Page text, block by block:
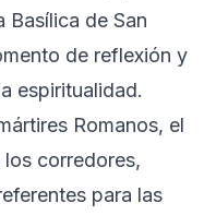
Basílica de San
de reflexión y
espiritualidad.
Romanos, el
los corredores,
para las